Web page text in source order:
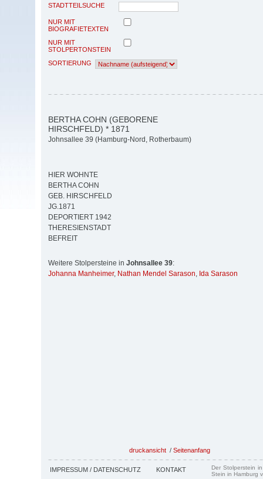
STADTTEILSUCHE
NUR MIT
BIOGRAFIETEXTEN
NUR MIT
STOLPERTONSTEIN
SORTIERUNG
BERTHA COHN (GEBORENE
HIRSCHFELD) * 1871
Johnsallee 39 (Hamburg-Nord, Rotherbaum)
HIER WOHNTE
BERTHA COHN
GEB. HIRSCHFELD
JG.1871
DEPORTIERT 1942
THERESIENSTADT
BEFREIT
Weitere Stolpersteine in Johnsallee 39:
Johanna Manheimer, Nathan Mendel Sarason, Ida Sarason
druckansicht / Seitenanfang
IMPRESSUM / DATENSCHUTZ KONTAKT
Der Stolperstein
Stein in Hamburg